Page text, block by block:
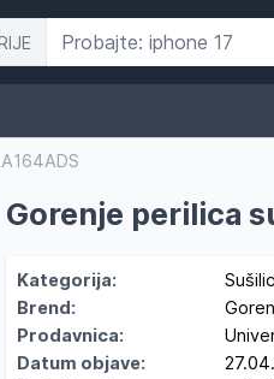
Gorenje perilica
Kategorija:
Brend:
Prodavnica:
Datum objave: